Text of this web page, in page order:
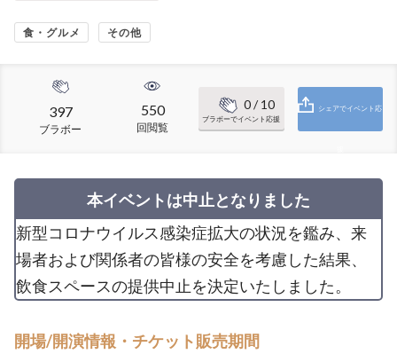
食・グルメ その他
397
ブラボー
550
回閲覧
0/ 10
ブラボーでイベント応援
シェアでイベント応
本イベントは中止となりました
新型コロナウイルス感染症拡大の状況を鑑み、来
場者および関係者の皆様の安全を考慮した結果、
飲食スペースの提供中止を決定いたしました。
開場/開演情報・チケット販売期間